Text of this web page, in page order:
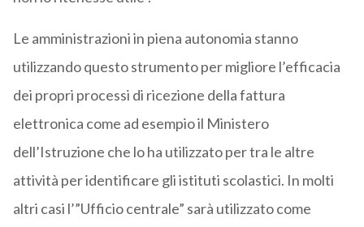
Le amministrazioni in piena autonomia stanno
utilizzando questo strumento per migliore l’efficacia
dei propri processi di ricezione della fattura
elettronica come ad esempio il Ministero
dell’Istruzione che lo ha utilizzato per tra le altre
attività per identificare gli istituti scolastici. In molti
altri casi l’”Ufficio centrale” sarà utilizzato come